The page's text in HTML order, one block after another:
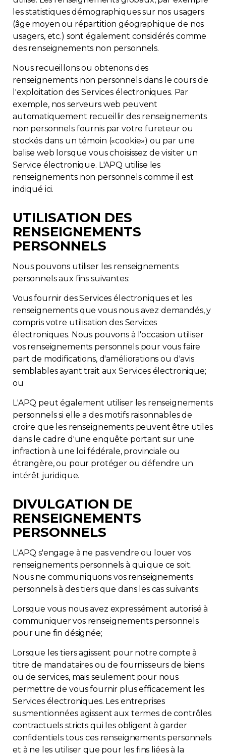
les statistiques démographiques sur nos usagers
(âge moyen ou répartition géographique de nos
usagers, etc.) sont également considérés comme
des renseignements non personnels.
Nous recueillons ou obtenons des
renseignements non personnels dans le cours de
l'exploitation des Services électroniques. Par
exemple, nos serveurs web peuvent
automatiquement recueillir des renseignements
non personnels fournis par votre fureteur ou
stockés dans un témoin («cookie») ou par une
balise web lorsque vous choisissez de visiter un
Service électronique. L'APQ utilise les
renseignements non personnels comme il est
indiqué ici.
UTILISATION DES
RENSEIGNEMENTS
PERSONNELS
Nous pouvons utiliser les renseignements
personnels aux fins suivantes:
Vous fournir des Services électroniques et les
renseignements que vous nous avez demandés, y
compris votre utilisation des Services
électroniques. Nous pouvons à l'occasion utiliser
vos renseignements personnels pour vous faire
part de modifications, d'améliorations ou d'avis
semblables ayant trait aux Services électronique;
ou
L'APQ peut également utiliser les renseignements
personnels si elle a des motifs raisonnables de
croire que les renseignements peuvent être utiles
dans le cadre d'une enquête portant sur une
infraction à une loi fédérale, provinciale ou
étrangère, ou pour protéger ou défendre un
intérêt juridique.
DIVULGATION DE
RENSEIGNEMENTS
PERSONNELS
L'APQ s'engage à ne pas vendre ou louer vos
renseignements personnels à qui que ce soit.
Nous ne communiquons vos renseignements
personnels à des tiers que dans les cas suivants:
Lorsque vous nous avez expressément autorisé à
communiquer vos renseignements personnels
pour une fin désignée;
Lorsque les tiers agissent pour notre compte à
titre de mandataires ou de fournisseurs de biens
ou de services, mais seulement pour nous
permettre de vous fournir plus efficacement les
Services électroniques. Les entreprises
susmentionnées agissent aux termes de contrôles
contractuels stricts qui les obligent à garder
confidentiels tous ces renseignements personnels
et à ne les utiliser que pour les fins liées à la